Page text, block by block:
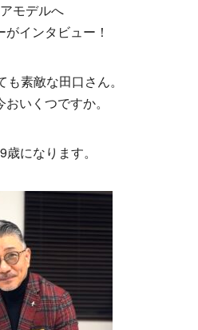
モデルへ
インタビュー！
素敵な田口さん。
いくつですか。
になります。